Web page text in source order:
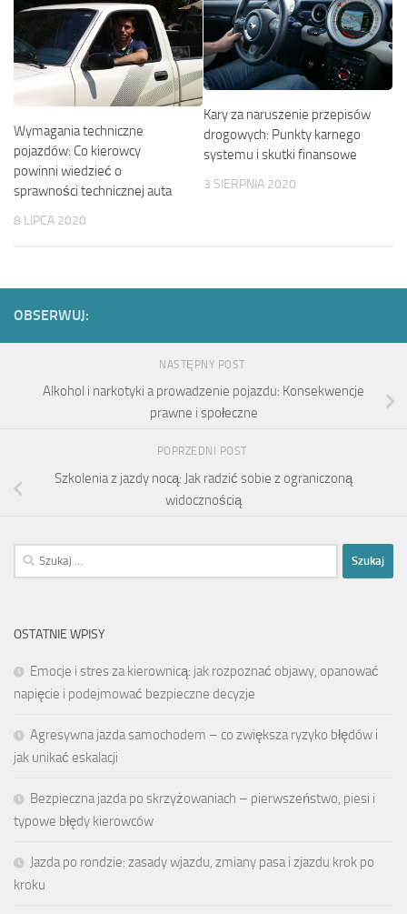
Wymagania techniczne
pojazdów: Co kierowcy
powinni wiedzieć o
sprawności technicznej auta
8 LIPCA 2020
Kary za naruszenie przepisów
drogowych: Punkty karnego
systemu i skutki finansowe
3 SIERPNIA 2020
OBSERWUJ:
NASTĘPNY POST
Alkohol i narkotyki a prowadzenie pojazdu: Konsekwencje
prawne i społeczne
POPRZEDNI POST
Szkolenia z jazdy nocą: Jak radzić sobie z ograniczoną
widocznością
Szukaj:
OSTATNIE WPISY
Emocje i stres za kierownicą: jak rozpoznać objawy, opanować
napięcie i podejmować bezpieczne decyzje
Agresywna jazda samochodem – co zwiększa ryzyko błędów i
jak unikać eskalacji
Bezpieczna jazda po skrzyżowaniach – pierwszeństwo, piesi i
typowe błędy kierowców
Jazda po rondzie: zasady wjazdu, zmiany pasa i zjazdu krok po
kroku